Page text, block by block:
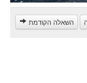
קורס תאוריה
ספר תאוריה
השאלה הקודמת